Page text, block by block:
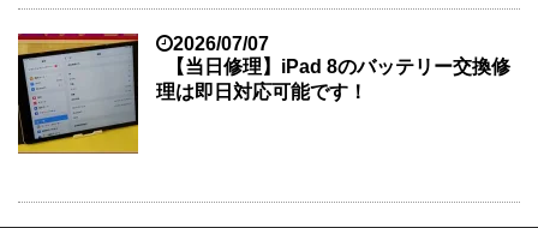
2026/07/07
【当日修理】iPad 8のバッテリー交換修
理は即日対応可能です！